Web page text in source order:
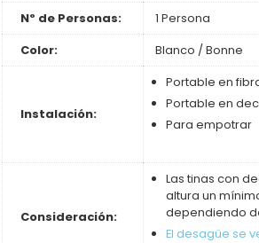
Nº de Personas:
1 Persona
Color:
Blanco / Bonne
Instalación:
Portable en
Portable en
Para empotrar
Consideración:
Las tinas con
altura un
dependiendo
El desagüe se